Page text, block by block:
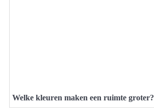
Welke kleuren maken een ruimte groter?